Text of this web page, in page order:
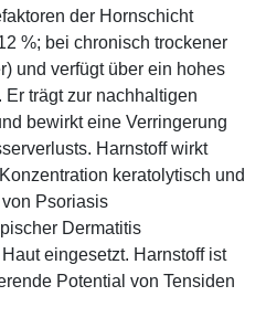
der Hornschicht
%; bei chronisch trockener
und verfügt über ein hohes
trägt zur nachhaltigen
bewirkt eine Verringerung
Harnstoff wirkt
keratolytisch und
Psoriasis
Dermatitis
eingesetzt. Harnstoff ist
Potential von Tensiden